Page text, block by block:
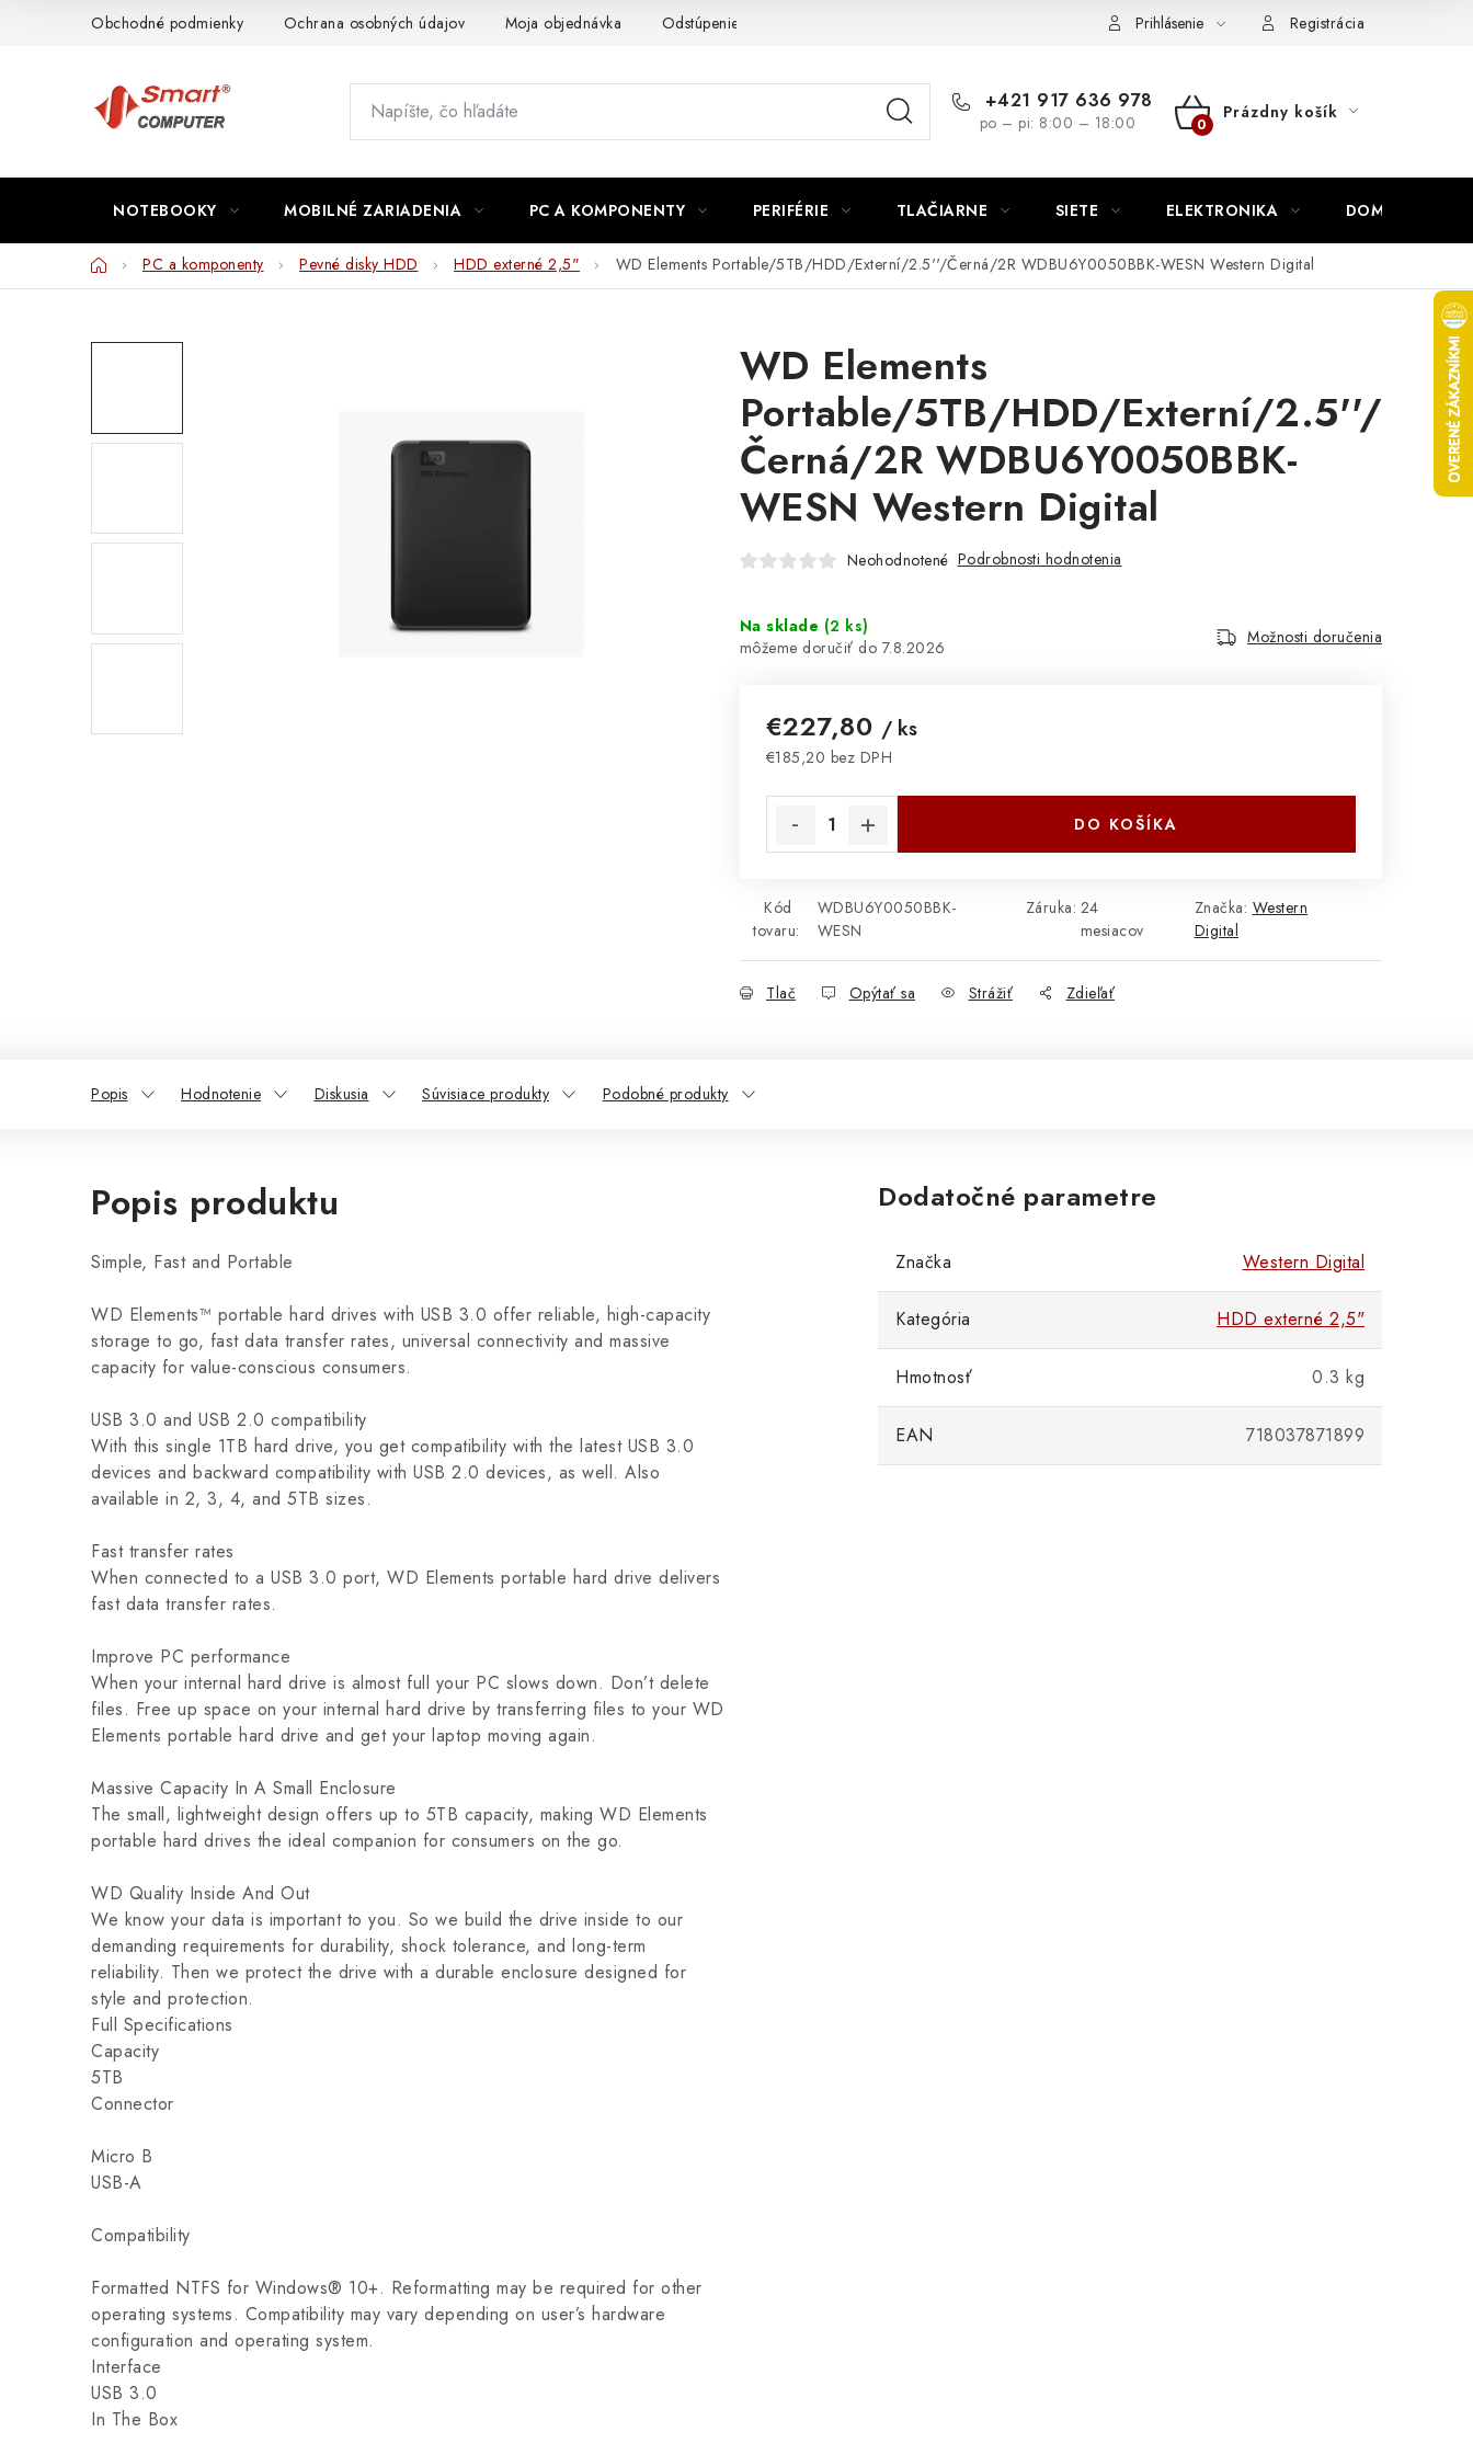
Obchodné podmienky Ochrana osobných údajov Moja objednávka Odstúpenie od zmluvy Napíšte námPrihlásenie Registrácia
+421 917 636 978
po – pi: 8:00 – 18:00
NÁKUPNÝ
Prázdny košík
NOTEBOOKY MOBILNÉ ZARIADENIA PC A KOMPONENTY PERIFÉRIE TLAČIARNE SIETE ELEKTRONIKA DOMÁCNOSŤ
DomovPC a komponenty Pevné disky HDD HDD externé 2,5" WD Elements Portable/5TB/HDD/Externí/2.5''/Černá/2R WDBU6Y0050BBK-WESN Western Digital
WD Elements
Portable/5TB/HDD/Externí/2.5''/
Černá/2R WDBU6Y0050BBK-
WESN Western Digital
Neohodnotené Podrobnosti hodnotenia
Na sklade (2 ks)
7.8.2026
Možnosti doručenia
€227,80 / ks
€185,20 bez DPH
DO KOŠÍKA
Kód
tovaru:
WDBU6Y0050BBK-
WESN
Záruka: 24
mesiacov
Značka: Western
Digital
Tlač Opýtať sa Strážiť Zdieľať
Popis Hodnotenie Diskusia Súvisiace produkty Podobné produkty
Popis produktu
Simple, Fast and Portable
WD Elements™ portable hard drives with USB 3.0 offer reliable, high-capacity
storage to go, fast data transfer rates, universal connectivity and massive
capacity for value-conscious consumers.
USB 3.0 and USB 2.0 compatibility
With this single 1TB hard drive, you get compatibility with the latest USB 3.0
devices and backward compatibility with USB 2.0 devices, as well. Also
available in 2, 3, 4, and 5TB sizes.
Fast transfer rates
When connected to a USB 3.0 port, WD Elements portable hard drive delivers
fast data transfer rates.
Improve PC performance
When your internal hard drive is almost full your PC slows down. Don’t delete
files. Free up space on your internal hard drive by transferring files to your WD
Elements portable hard drive and get your laptop moving again.
Massive Capacity In A Small Enclosure
The small, lightweight design offers up to 5TB capacity, making WD Elements
portable hard drives the ideal companion for consumers on the go.
WD Quality Inside And Out
We know your data is important to you. So we build the drive inside to our
demanding requirements for durability, shock tolerance, and long-term
reliability. Then we protect the drive with a durable enclosure designed for
style and protection.
Full Specifications
Capacity
5TB
Connector
Micro B
USB-A
Compatibility
Formatted NTFS for Windows® 10+. Reformatting may be required for other
operating systems. Compatibility may vary depending on user’s hardware
configuration and operating system.
Interface
USB 3.0
In The Box
Dodatočné parametre
Značka Western Digital
Kategória HDD externé 2,5"
Hmotnosť 0.3 kg
EAN 718037871899